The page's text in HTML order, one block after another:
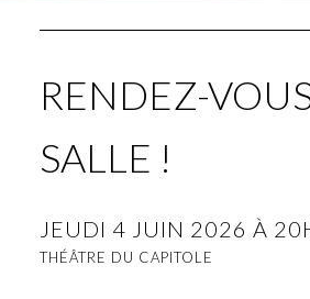
RENDEZ-
SALLE !
JEUDI 4 JUIN 2026 À
THÉÂTRE DU CAPITOLE